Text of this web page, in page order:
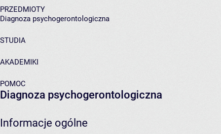
PRZEDMIOTY
Diagnoza psychogerontologiczna
STUDIA
AKADEMIKI
POMOC
Diagnoza psychogerontologiczna
Informacje ogólne